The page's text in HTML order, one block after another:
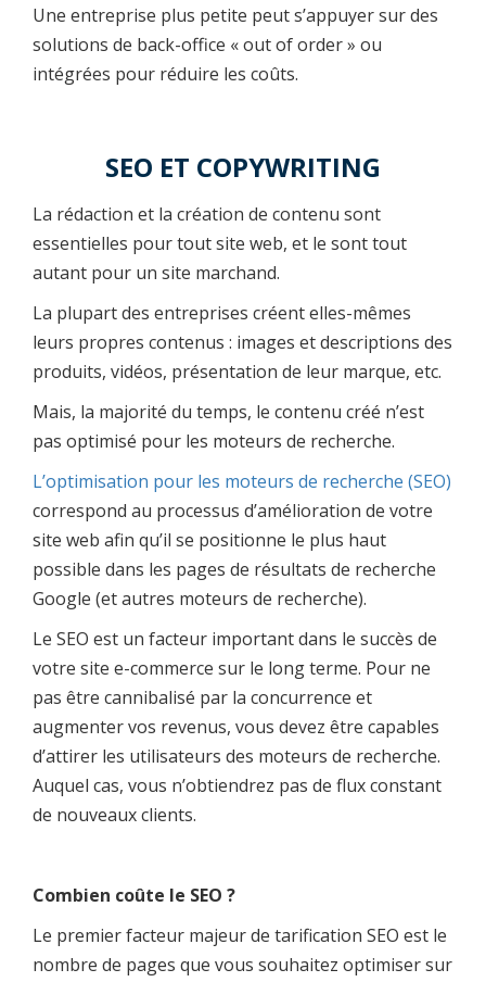
Une entreprise plus petite peut s’appuyer sur des
solutions de back-office « out of order » ou
intégrées pour réduire les coûts.
SEO ET COPYWRITING
La rédaction et la création de contenu sont
essentielles pour tout site web, et le sont tout
autant pour un site marchand.
La plupart des entreprises créent elles-mêmes
leurs propres contenus : images et descriptions des
produits, vidéos, présentation de leur marque, etc.
Mais, la majorité du temps, le contenu créé n’est
pas optimisé pour les moteurs de recherche.
L’optimisation pour les moteurs de recherche (SEO)
correspond au processus d’amélioration de votre
site web afin qu’il se positionne le plus haut
possible dans les pages de résultats de recherche
Google (et autres moteurs de recherche).
Le SEO est un facteur important dans le succès de
votre site e-commerce sur le long terme. Pour ne
pas être cannibalisé par la concurrence et
augmenter vos revenus, vous devez être capables
d’attirer les utilisateurs des moteurs de recherche.
Auquel cas, vous n’obtiendrez pas de flux constant
de nouveaux clients.
Combien coûte le SEO ?
Le premier facteur majeur de tarification SEO est le
nombre de pages que vous souhaitez optimiser sur